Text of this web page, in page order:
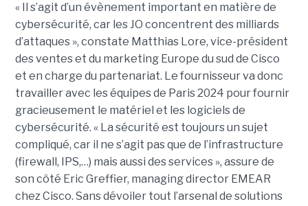
« Il s’agit d’un évènement important en matière de
cybersécurité, car les JO concentrent des milliards
d’attaques », constate Matthias Lore, vice-président
des ventes et du marketing Europe du sud de Cisco
et en charge du partenariat. Le fournisseur va donc
travailler avec les équipes de Paris 2024 pour fournir
gracieusement le matériel et les logiciels de
cybersécurité. « La sécurité est toujours un sujet
compliqué, car il ne s’agit pas que de l’infrastructure
(firewall, IPS,…) mais aussi des services », assure de
son côté Eric Greffier, managing director EMEAR
chez Cisco. Sans dévoiler tout l’arsenal de solutions